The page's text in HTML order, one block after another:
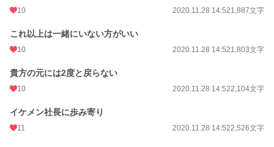
10 2020.11.28 14:521,887文字
これ以上は一緒にいない方がいい
10 2020.11.28 14:521,803文字
貴方の元には2度と戻らない
10 2020.11.28 14:522,104文字
イケメン社長に歩み寄り
11 2020.11.28 14:522,526文字